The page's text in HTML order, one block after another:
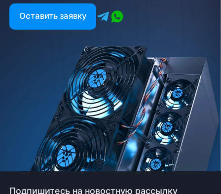
Оставить заявку
Подпишитесь на новостную рассылку